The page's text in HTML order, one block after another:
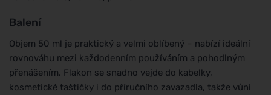
Balení
Objem 50 ml je praktický a velmi oblíbený – nabízí ideální
rovnováhu mezi každodenním používáním a pohodlným
přenášením. Flakon se snadno vejde do kabelky,
kosmetické taštičky i do příručního zavazadla, takže vůni